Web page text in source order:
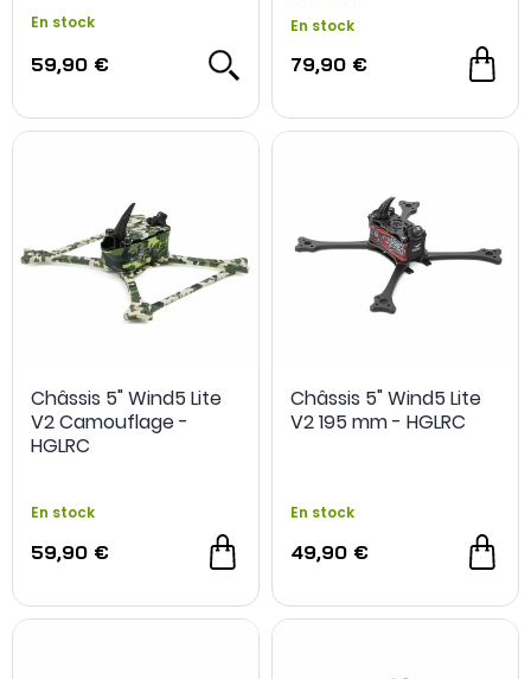
En stock
59,90 €
En stock
79,90 €
Châssis 5" Wind5 Lite
V2 Camouflage -
HGLRC
En stock
59,90 €
Châssis 5" Wind5 Lite
V2 195 mm - HGLRC
En stock
49,90 €